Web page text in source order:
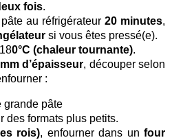
fois.
au réfrigérateur 20 minutes,
si vous êtes pressé(e).
0°C (chaleur tournante).
d’épaisseur, découper selon
:
grande pâte
des formats plus petits.
rois), enfourner dans unfour